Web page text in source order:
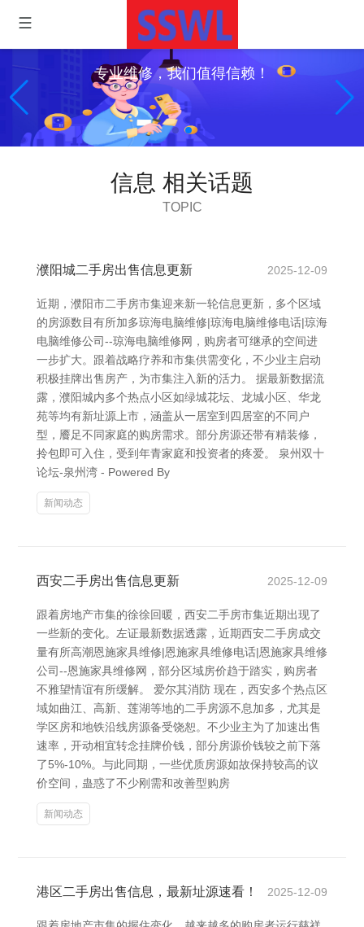
专业维修，我们值得信赖！
信息 相关话题
TOPIC
濮阳城二手房出售信息更新 2025-12-09
近期，濮阳市二手房市集迎来新一轮信息更新，多个区域
的房源数目有所加多琼海电脑维修|琼海电脑维修电话|琼海
电脑维修公司--琼海电脑维修网，购房者可继承的空间进
一步扩大。跟着战略疗养和市集供需变化，不少业主启动
积极挂牌出售房产，为市集注入新的活力。 据最新数据流
露，濮阳城内多个热点小区如绿城花坛、龙城小区、华龙
苑等均有新址源上市，涵盖从一居室到四居室的不同户
型，餍足不同家庭的购房需求。部分房源还带有精装修，
拎包即可入住，受到年青家庭和投资者的疼爱。 泉州双十
论坛-泉州湾 - Powered By
新闻动态
西安二手房出售信息更新 2025-12-09
跟着房地产市集的徐徐回暖，西安二手房市集近期出现了
一些新的变化。左证最新数据透露，近期西安二手房成交
量有所高潮恩施家具维修|恩施家具维修电话|恩施家具维修
公司--恩施家具维修网，部分区域房价趋于踏实，购房者
不雅望情谊有所缓解。 爱尔其消防 现在，西安多个热点区
域如曲江、高新、莲湖等地的二手房源不息加多，尤其是
学区房和地铁沿线房源备受饶恕。不少业主为了加速出售
速率，开动相宜转念挂牌价钱，部分房源价钱较之前下落
了5%-10%。与此同期，一些优质房源如故保持较高的议
价空间，蛊惑了不少刚需和改善型购房
新闻动态
港区二手房出售信息，最新址源速看！ 2025-12-09